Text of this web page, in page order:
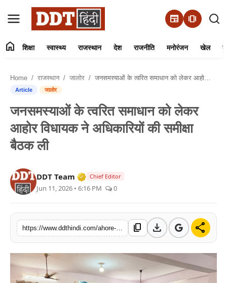
newspaper amp_stories
हमारे बारे में
शिक्षा
स्वास्थ्य
देश
राजनीति
मनोरंजन
खेल
home शिक्षा स्वास्थ्य राजस्थान देश राजनीति मनोरंजन खेल
Home राजस्थान जालोर जनसमस्याओं के त्वरित समाधान को लेकर आहोर विधायक ने अधिकारियों की समीक्षा बैठक ली
Article जालोर
जनसमस्याओं के त्वरित समाधान को लेकर
आहोर विधायक ने अधिकारियों की समीक्षा
बैठक ली
DDT Team Verified Media or Organization • 01
Chief Editor
Jun 11, 2026 • 6:16 PM 0
content_copy download share